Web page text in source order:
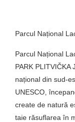
Parcul Național
Parcul Național
PARK
național din sud-
UNESCO,
create de natură
taie răsuflarea în